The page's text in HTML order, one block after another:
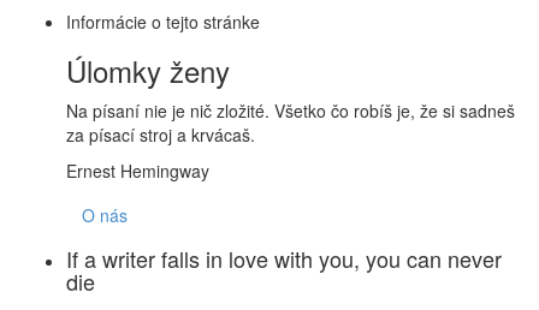
Informácie o tejto stránke
Úlomky ženy
Na písaní nie je nič zložité. Všetko čo robíš je, že si sadneš
za písací stroj a krvácaš.
Ernest Hemingway
O nás
If a writer falls in love with you, you can never
die